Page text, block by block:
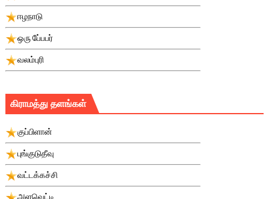
ஈழநாடு
ஒரு பே்பபர்
வலம்புரி
கிராமத்து தளங்கள்
குப்பிளான்
புங்குடுதீவு
வட்டக்கச்சி
அளவெட்டி